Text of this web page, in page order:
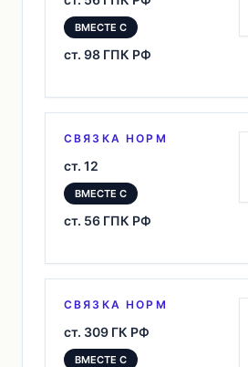
ВМЕСТЕ С
ст. 98 ГПК РФ
СВЯЗКА НОРМ
ст. 12
ВМЕСТЕ С
ст. 56 ГПК РФ
СВЯЗКА НОРМ
ст. 309 ГК РФ
ВМЕСТЕ С